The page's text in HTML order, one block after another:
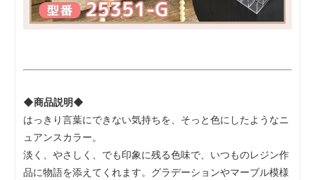
◆商品説明◆
はっきり言葉にできない気持ちを、そっと色にしたようなニ
ュアンスカラー。
淡く、やさしく、でも印象に残る色味で、いつものレジン作
品に物語を添えてくれます。グラデーションやマーブル模様